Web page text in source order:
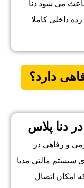
باعث می‌ شود دنا
داخلی کاملا
دارد؟
دنا پلاس
و رفاهی در
سیستم مالتی مدیا
امکان اتصال